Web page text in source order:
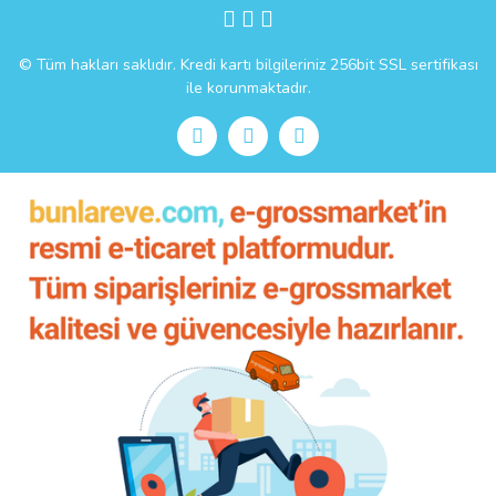
© Tüm hakları saklıdır. Kredi kartı bilgileriniz 256bit SSL sertifikası
ile korunmaktadır.